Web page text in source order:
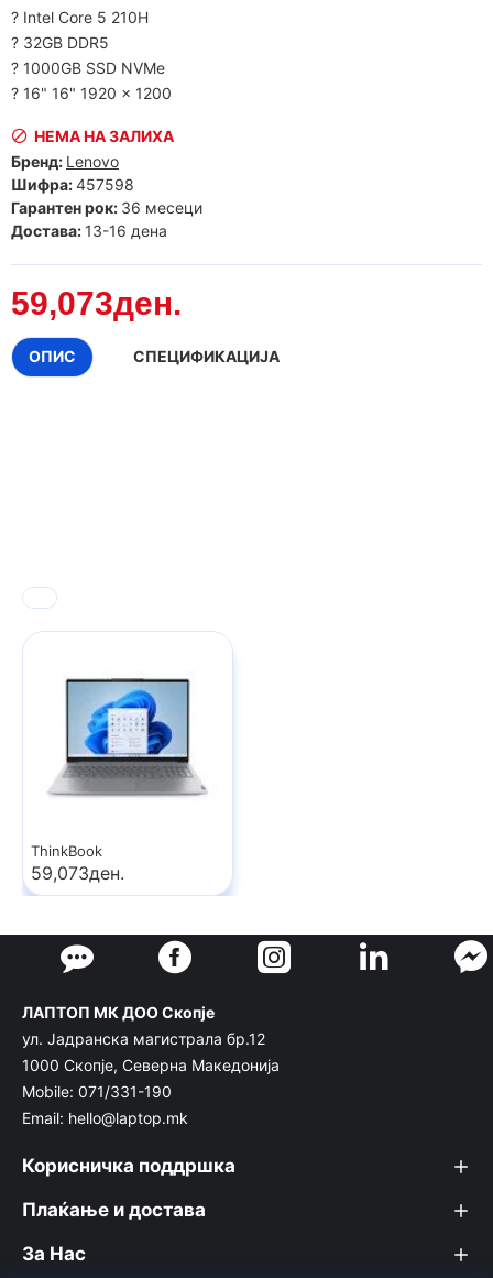
? Intel Core 5 210H
? 32GB DDR5
? 1000GB SSD NVMe
? 16" 16" 1920 x 1200
59,073ден.
НЕМА НА ЗАЛИХА
Бренд: Lenovo
Шифра:457598
Гарантен рок: 36 месеци
Достава: 13-16 дена
ОПИС СПЕЦИФИКАЦИЈА
ThinkBook
59,073ден.
ЛАПТОП МК ДОО Скопје
ул. Јадранска магистрала бр.12
1000 Скопје, Северна Македонија
Mobile: 071/331-190
Email: hello@laptop.mk
Корисничка поддршка
Плаќање и достава
За Нас